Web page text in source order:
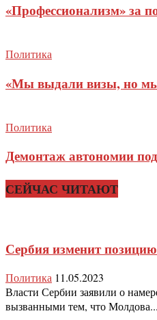
«Профессионализм» за
Политика
«Мы выдали визы, но мы
Политика
Демонтаж автономии
СЕЙЧАС ЧИТАЮТ
Сербия изменит
Политика 11.05.2023
Власти Сербии заявили о
вызванными тем, что Молдова...